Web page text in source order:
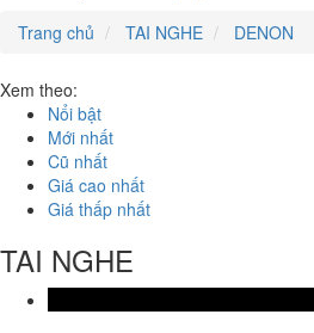
Trang chủ
TAI NGHE DENON
Xem theo:
Nổi bật
Mới nhất
Cũ nhất
Giá cao nhất
Giá thấp nhất
TAI NGHE